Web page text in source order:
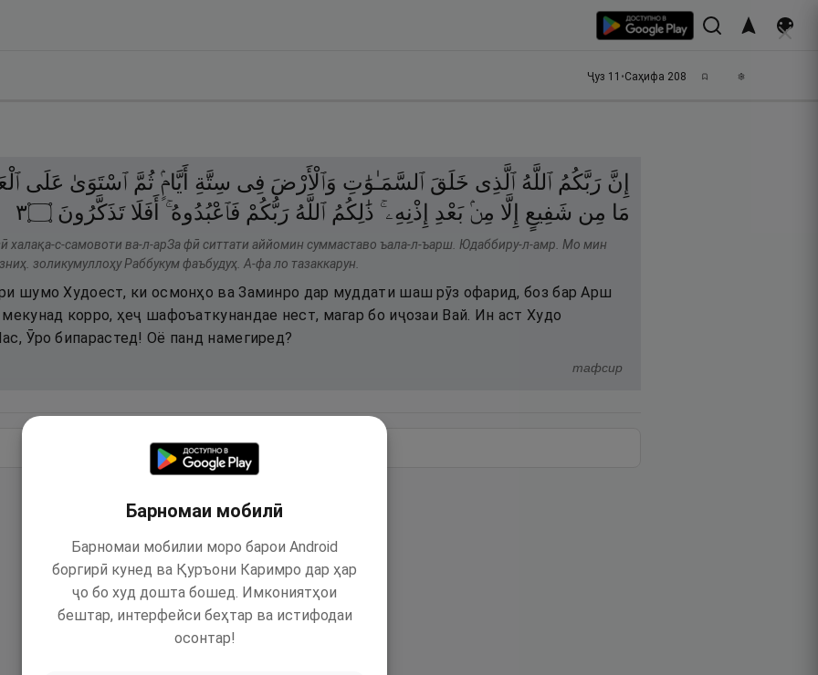
Ҷуз 11 •Саҳифа 208
إِنَّ رَبَّكُمُ ٱللَّهُ ٱلَّذِى خَلَقَ ٱلسَّمَـٰوَٰتِ وَٱلْأَرْضَ فِى سِتَّةِ أَيَّامٍۢ ثُمَّ ٱسْتَوَىٰ عَلَى
مَا مِن شَفِيعٍ إِلَّا مِنۢ بَعْدِ إِذْنِهِۦ ۚ ذَٰلِكُمُ ٱللَّهُ رَبُّكُمْ فَٱعْبُدُوهُ ۚ أَفَلَا تَذَكَّرُونَ ۝٣
халақа-с-самовоти ва-л-арЗа фӣ ситтати аййомин суммаставо ъала-л-ъарш. Юдаббиру-л-амр. Мо мин
золикумуллоҳу Раббукум фаъбудуҳ. А-фа ло тазаккарун.
шумо Худоест, ки осмонҳо ва Заминро дар муддати шаш рӯз офарид, боз бар Арш
корро, ҳеҷ шафоъаткунандае нест, магар бо иҷозаи Вай. Ин аст Худо
Ӯро бипарастед! Оё панд намегиред?
тафсир
Идома додан
Барномаи мобилӣ
Барномаи мобилии моро барои Android
боргирӣ кунед ва Қуръони Каримро дар ҳар
ҷо бо худ дошта бошед. Имкониятҳои
бештар, интерфейси беҳтар ва истифодаи
осонтар!